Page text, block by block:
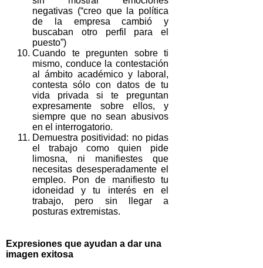
negativas (“creo que la política
de la empresa cambió y
buscaban otro perfil para el
puesto”)
Cuando te pregunten sobre ti
mismo, conduce la contestación
al ámbito académico y laboral,
contesta sólo con datos de tu
vida privada si te preguntan
expresamente sobre ellos, y
siempre que no sean abusivos
en el interrogatorio.
Demuestra positividad: no pidas
el trabajo como quien pide
limosna, ni manifiestes que
necesitas desesperadamente el
empleo. Pon de manifiesto tu
idoneidad y tu interés en el
trabajo, pero sin llegar a
posturas extremistas.
Expresiones que ayudan a dar una
imagen exitosa